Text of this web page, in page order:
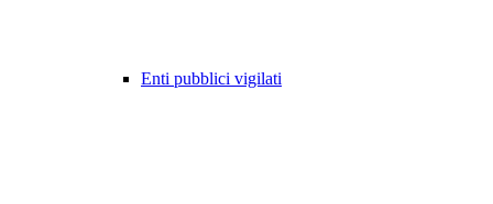
Enti pubblici vigilati